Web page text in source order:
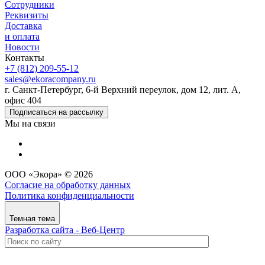
Сотрудники
Реквизиты
Доставка
и оплата
Новости
Контакты
+7 (812) 209-55-12
sales@ekoracompany.ru
г. Санкт-Петербург, 6-й Верхний переулок, дом 12, лит. А,
офис 404
Подписаться на рассылку
Мы на связи
ООО «Экора» © 2026
Согласие на обработку данных
Политика конфиденциальности
Темная тема
Разработка сайта - Веб-Центр